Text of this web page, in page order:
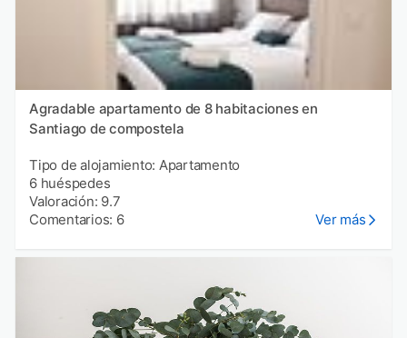
Agradable apartamento de 8 habitaciones en
Santiago de compostela
Tipo de alojamiento: Apartamento
6 huéspedes
Valoración: 9.7
Comentarios: 6
Ver más